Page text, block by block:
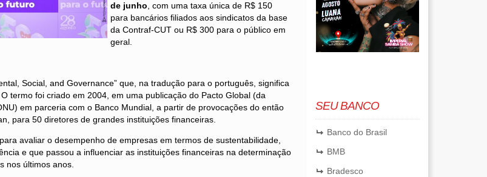
de junho , com uma taxa única de R$ 150
para bancários filiados aos sindicatos da base
da Contraf-CUT ou R$ 300 para o público em
geral.
Social, and Governance” que, na tradução para o português, significa
termo foi criado em 2004, em uma publicação do Pacto Global (da
em parceria com o Banco Mundial, a partir de provocações do então
para 50 diretores de grandes instituições financeiras.
avaliar o desempenho de empresas em termos de sustentabilidade,
e que passou a influenciar as instituições financeiras na determinação
nos últimos anos.
SEU BANCO
Banco do Brasil
BMB
Bradesco